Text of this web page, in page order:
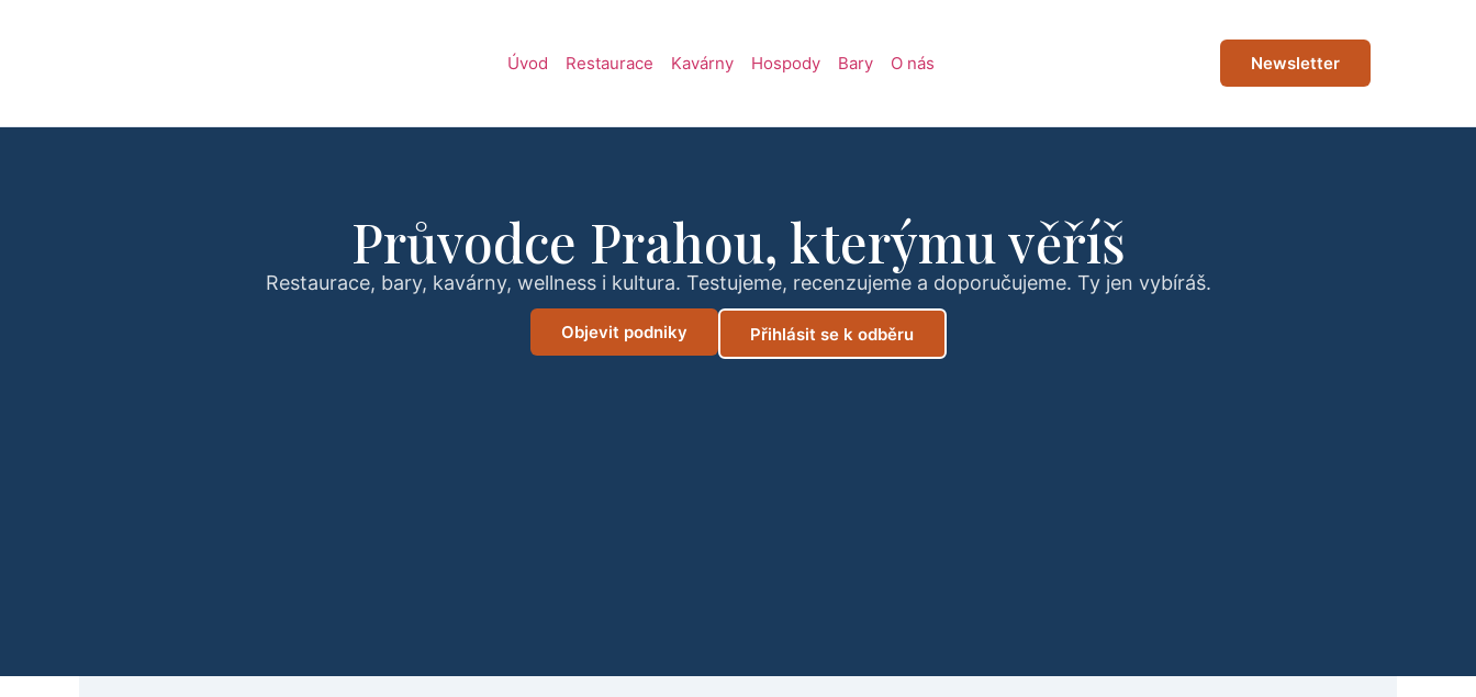
Úvod Restaurace Kavárny Hospody Bary O nás Newsletter
Průvodce Prahou, kterýmu věříš
Restaurace, bary, kavárny, wellness i kultura. Testujeme, recenzujeme a doporučujeme. Ty jen vybíráš.
Objevit podniky Přihlásit se k odběru